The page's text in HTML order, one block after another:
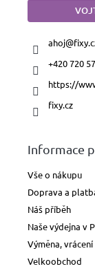
ahoj@
+420 720
https://
fixy.cz
Informace
Vše o nákupu
Doprava a
Náš příběh
Naše výdejna v
Výměna,
Velkoobchod